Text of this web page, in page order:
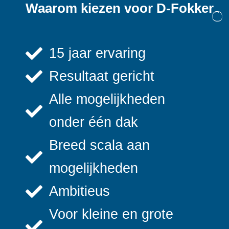
Waarom kiezen voor D-Fokker
15 jaar ervaring
Resultaat gericht
Alle mogelijkheden
onder één dak
Breed scala aan
mogelijkheden
Ambitieus
Voor kleine en grote